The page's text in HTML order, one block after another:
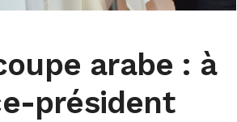
arabe : à
président